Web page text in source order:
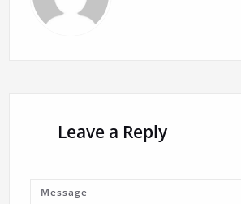
Leave a Reply